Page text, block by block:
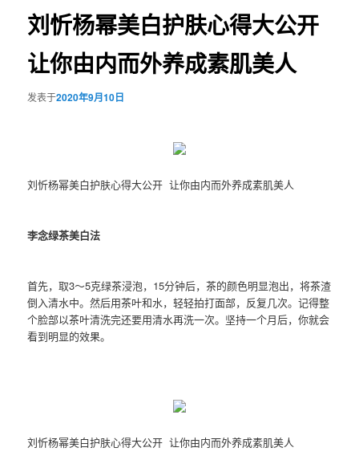
航
刘忻杨幂美白护肤心得大公开
让你由内而外养成素肌美人
发表于2020年9月10日
刘忻杨幂美白护肤心得大公开 让你由内而外养成素肌美人
李念绿茶美白法
首先，取3～5克绿茶浸泡，15分钟后，茶的颜色明显泡出，将茶渣
倒入清水中。然后用茶叶和水，轻轻拍打面部，反复几次。记得整
个脸部以茶叶清洗完还要用清水再洗一次。坚持一个月后，你就会
看到明显的效果。
刘忻杨幂美白护肤心得大公开 让你由内而外养成素肌美人